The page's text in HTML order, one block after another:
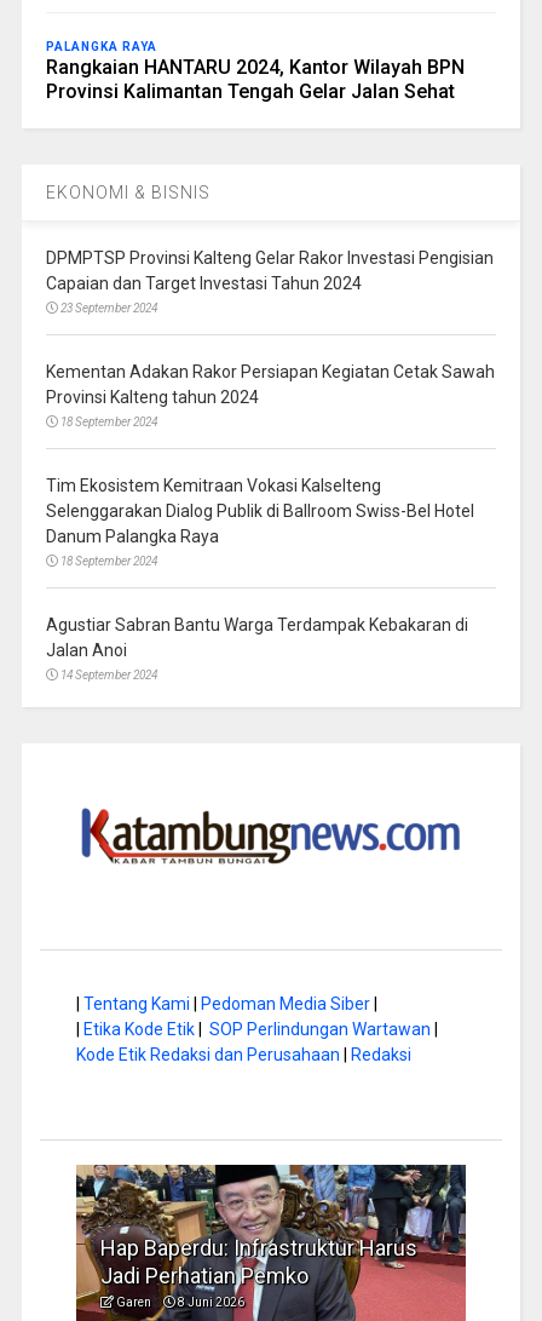
PALANGKA RAYA
Rangkaian HANTARU 2024, Kantor Wilayah BPN
Provinsi Kalimantan Tengah Gelar Jalan Sehat
EKONOMI & BISNIS
DPMPTSP Provinsi Kalteng Gelar Rakor Investasi Pengisian
Capaian dan Target Investasi Tahun 2024
23 September 2024
Kementan Adakan Rakor Persiapan Kegiatan Cetak Sawah
Provinsi Kalteng tahun 2024
18 September 2024
Tim Ekosistem Kemitraan Vokasi Kalselteng
Selenggarakan Dialog Publik di Ballroom Swiss-Bel Hotel
Danum Palangka Raya
18 September 2024
Agustiar Sabran Bantu Warga Terdampak Kebakaran di
Jalan Anoi
14 September 2024
| Tentang Kami | Pedoman Media Siber|
| Etika Kode Etik| SOP Perlindungan Wartawan |
Kode Etik Redaksi dan Perusahaan | Redaksi
Hap Baperdu: Infrastruktur Harus
Jadi Perhatian Pemko
Garen 8 Juni 2026